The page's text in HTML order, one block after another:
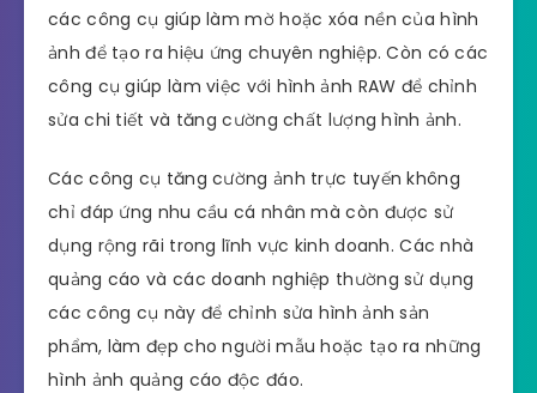
các công cụ giúp làm mờ hoặc xóa nền của hình
ảnh để tạo ra hiệu ứng chuyên nghiệp. Còn có các
công cụ giúp làm việc với hình ảnh RAW để chỉnh
sửa chi tiết và tăng cường chất lượng hình ảnh.
Các công cụ tăng cường ảnh trực tuyến không
chỉ đáp ứng nhu cầu cá nhân mà còn được sử
dụng rộng rãi trong lĩnh vực kinh doanh. Các nhà
quảng cáo và các doanh nghiệp thường sử dụng
các công cụ này để chỉnh sửa hình ảnh sản
phẩm, làm đẹp cho người mẫu hoặc tạo ra những
hình ảnh quảng cáo độc đáo.